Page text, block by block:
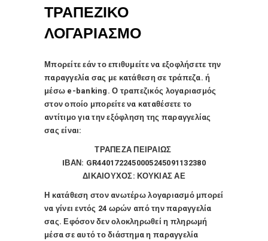
ΤΡΑΠΕΖΙΚΟ
ΛΟΓΑΡΙΑΣΜΟ
Μπορείτε εάν το επιθυμείτε να εξοφλήσετε την
παραγγελία σας με κατάθεση σε τράπεζα. ή
μέσω e-banking. Ο τραπεζικός λογαριασμός
στον οποίο μπορείτε να καταθέσετε το
αντίτιμο για την εξόφληση της παραγγελίας
σας είναι:
ΤΡΑΠΕΖΑ ΠΕΙΡΑΙΩΣ
IΒΑΝ: GR4401722450005245091132380
ΔΙΚΑΙΟΥΧΟΣ: ΚΟΥΚΙΑΣ ΑΕ
Η κατάθεση στον ανωτέρω λογαριασμό μπορεί
να γίνει εντός 24 ωρών από την παραγγελία
σας. Εφόσον δεν ολοκληρωθεί η πληρωμή
μέσα σε αυτό το διάστημα η παραγγελία